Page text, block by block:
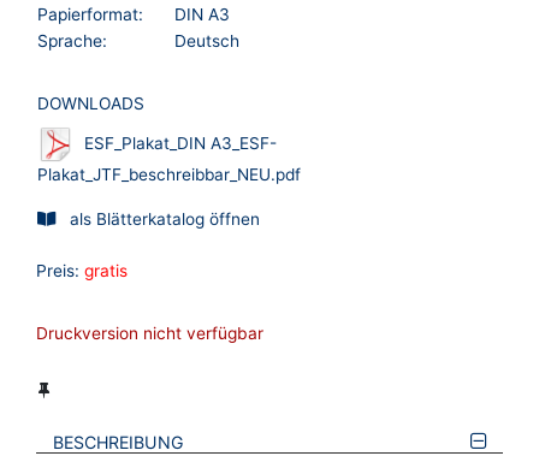
Papierformat:
DIN A3
Sprache:
Deutsch
DOWNLOADS
ESF_Plakat_DIN A3_ESF-
Plakat_JTF_beschreibbar_NEU.pdf
als Blätterkatalog öffnen
Preis: gratis
Druckversion nicht verfügbar
BESCHREIBUNG